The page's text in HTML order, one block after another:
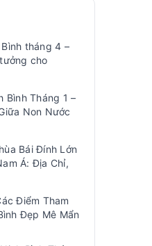
tháng 4 –
cho
Bình Tháng 1 –
Non Nước
Bái Đính Lớn
Á: Địa Chỉ,
Điểm Tham
Đẹp Mê Mẩn